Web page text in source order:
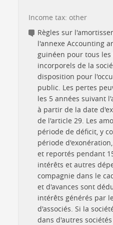
Income tax: other
Règles sur
l'annexe Accounting
guinéen pour tous
incorporels de la
disposition pour
public. Les pertes
les 5 années suivant
à partir de la date
de l'article 29. Les
période de déficit, y
période
et reportés pendant
intérêts et autres
compagnie dans le
et d'avances sont
intérêts générés par
d'associés. Si la
dans d'autres